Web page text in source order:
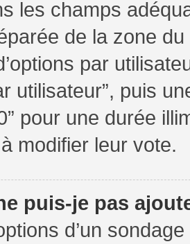
les champs
de la zone
par
utilisateur”, puis
pour une durée
modifier leur vote.
puis-je pas
d’un